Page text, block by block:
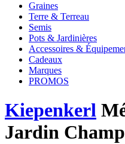
Graines
Terre & Terreau
Semis
Pots & Jardinières
Accessoires &
Cadeaux
Marques
PROMOS
Kiepenkerl
Jardin